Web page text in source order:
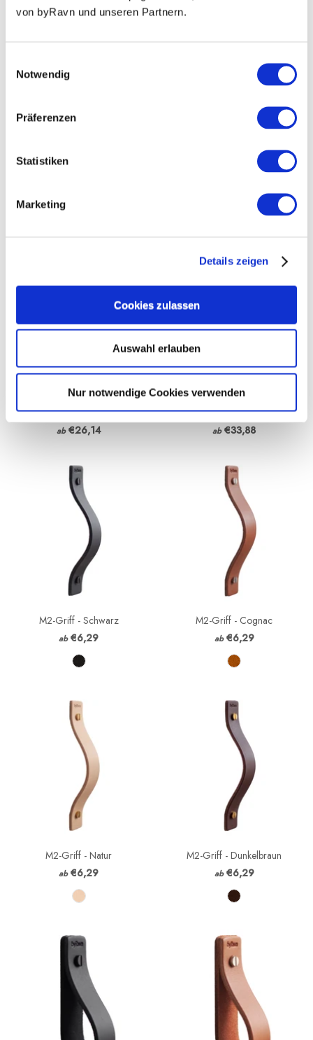
von byRavn und unseren Partnern.
Notwendig
Präferenzen
Statistiken
Marketing
Details zeigen
Cookies zulassen
Auswahl erlauben
Nur notwendige Cookies verwenden
GX30 - Lederriemen für
GX15 - Lederriemen für
Lederriemen
ab €26,14
Lederriemen für Bettkopfteil
ab €33,88
M2-Griff - Schwarz
ab €6,29
M2-Griff - Cognac
ab €6,29
M2-Griff - Natur
ab €6,29
M2-Griff - Dunkelbraun
ab €6,29